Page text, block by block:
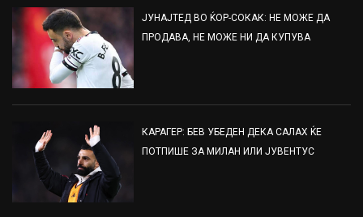
ЈУНАЈТЕД ВО ЌОР-СОКАК: НЕ МОЖЕ ДА
ПРОДАВА, НЕ МОЖЕ НИ ДА КУПУВА
КАРАГЕР: БЕВ УБЕДЕН ДЕКА САЛАХ ЌЕ
ПОТПИШЕ ЗА МИЛАН ИЛИ ЈУВЕНТУС